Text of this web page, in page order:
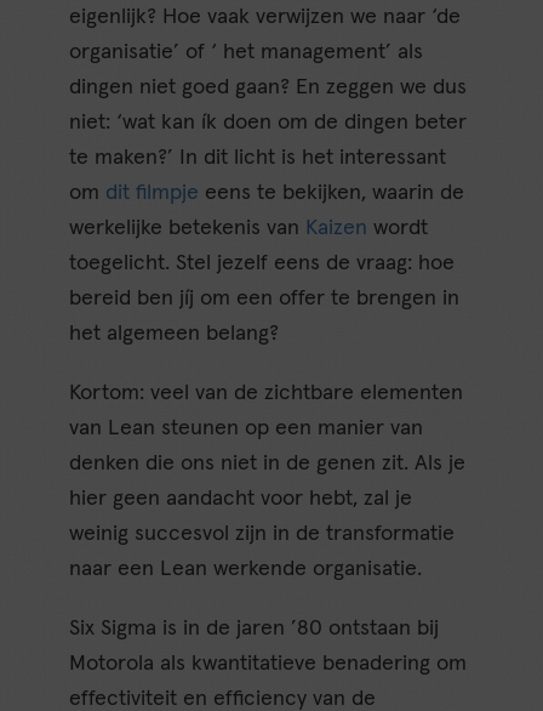
eigenlijk? Hoe vaak verwijzen we naar ‘de
organisatie’ of ‘ het management’ als
dingen niet goed gaan? En zeggen we dus
niet: ‘wat kan ík doen om de dingen beter
te maken?’ In dit licht is het interessant
om dit filmpje eens te bekijken, waarin de
werkelijke betekenis van Kaizen wordt
toegelicht. Stel jezelf eens de vraag: hoe
bereid ben jíj om een offer te brengen in
het algemeen belang?
Kortom: veel van de zichtbare elementen
van Lean steunen op een manier van
denken die ons niet in de genen zit. Als je
hier geen aandacht voor hebt, zal je
weinig succesvol zijn in de transformatie
naar een Lean werkende organisatie.
Six Sigma is in de jaren ’80 ontstaan bij
Motorola als kwantitatieve benadering om
effectiviteit en efficiency van de